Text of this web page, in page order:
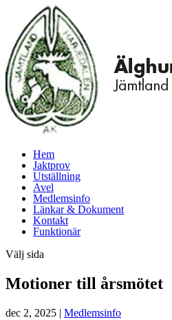
Hem
Jaktprov
Utställning
Avel
Medlemsinfo
Länkar & Dokument
Kontakt
Funktionär
Välj sida
Motioner till årsmötet
dec 2, 2025 | Medlemsinfo